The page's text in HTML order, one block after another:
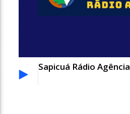
Sapicuá Rádio Agência